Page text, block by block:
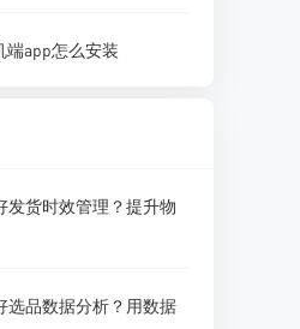
端app怎么安装
发货时效管理？提升物
选品数据分析？用数据